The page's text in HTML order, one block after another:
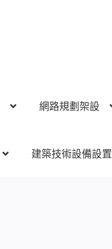
網路規劃架設
建築技術設備設置